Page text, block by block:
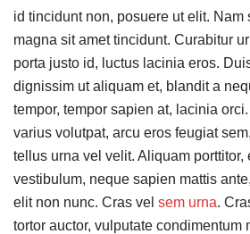
id tincidunt non, posuere ut elit.
magna sit amet tincidunt. Curabitur
porta justo id, luctus lacinia eros.
dignissim ut aliquam et, blandit a
tempor, tempor sapien at, lacinia
varius volutpat, arcu eros feugiat
tellus urna vel velit. Aliquam porttitor,
vestibulum, neque sapien mattis
elit non nunc. Cras vel sem urna.
tortor auctor, vulputate condimentum